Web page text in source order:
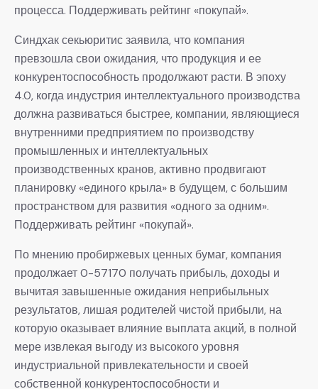
процесса. Поддерживать рейтинг «покупай».
Синдхак секьюритис заявила, что компания
превзошла свои ожидания, что продукция и ее
конкурентоспособность продолжают расти. В эпоху
4.0, когда индустрия интеллектуального производства
должна развиваться быстрее, компании, являющиеся
внутренними предприятием по производству
промышленных и интеллектуальных
производственных кранов, активно продвигают
планировку «единого крыла» в будущем, с большим
пространством для развития «одного за одним».
Поддерживать рейтинг «покупай».
По мнению пробиржевых ценных бумаг, компания
продолжает 0-57170 получать прибыль, доходы и
вычитая завышенные ожидания неприбыльных
результатов, лишая родителей чистой прибыли, на
которую оказывает влияние выплата акций, в полной
мере извлекая выгоду из высокого уровня
индустриальной привлекательности и своей
собственной конкурентоспособности и